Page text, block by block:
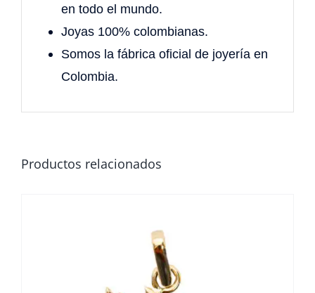
en todo el mundo.
Joyas 100% colombianas.
Somos la fábrica oficial de joyería en
Colombia.
Productos relacionados